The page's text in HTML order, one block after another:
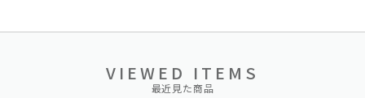
VIEWED ITEMS
最近見た商品